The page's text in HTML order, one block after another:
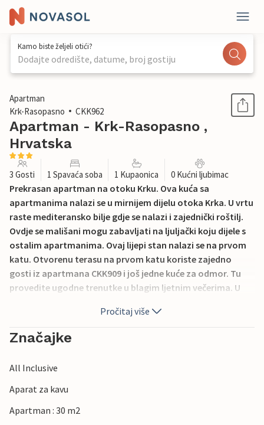
Kamo biste željeli otići?
Dodajte odredište, datume, broj gostiju
1 / 20
Apartman
Krk-Rasopasno
CKK962
Apartman - Krk-Rasopasno ,
Hrvatska
3 Gosti 1 Spavaća soba 1 Kupaonica 0 Kućni ljubimac
Prekrasan apartman na otoku Krku. Ova kuća sa
apartmanima nalazi se u mirnijem dijelu otoka Krka. U vrtu
raste mediteransko bilje gdje se nalazi i zajednički roštilj.
Ovdje se mališani mogu zabavljati na ljuljački koju dijele s
ostalim apartmanima. Ovaj lijepi stan nalazi se na prvom
katu. Otvorenu terasu na prvom katu koriste zajedno
gosti iz apartmana CKK909 i još jedne kuće za odmor. Tu
provedite ugodne trenutke u blagim ljetnim večerima. U
restorane i pregršt zabave za aktivan odmor. Kušajte
izvrsne tradicionalne specijalitete i domaća vina otoka
Krka. Uživajte u opuštajućem i raznolikom odmoru u ovoj
Pročitaj više
Značajke
All Inclusive
Aparat za kavu
Apartman : 30 m2